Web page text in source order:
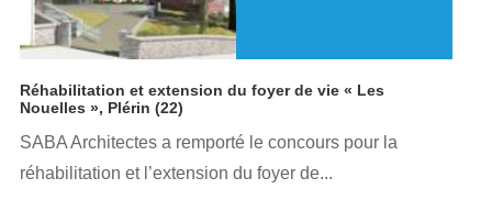
Réhabilitation et extension du foyer de vie « Les
Nouelles », Plérin (22)
SABA Architectes a remporté le concours pour la
réhabilitation et l’extension du foyer de...